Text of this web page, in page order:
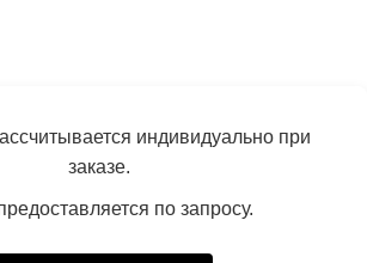
индивидуально при
заказе.
по запросу.